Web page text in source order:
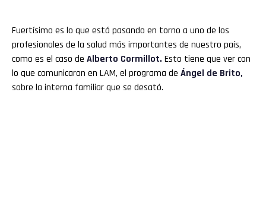
Fuertísimo es lo que está pasando en torno a uno de los
profesionales de la salud más importantes de nuestro país,
como es el caso de Alberto Cormillot. Esto tiene que ver con
lo que comunicaron en LAM, el programa de Ángel de Brito,
sobre la interna familiar que se desató.